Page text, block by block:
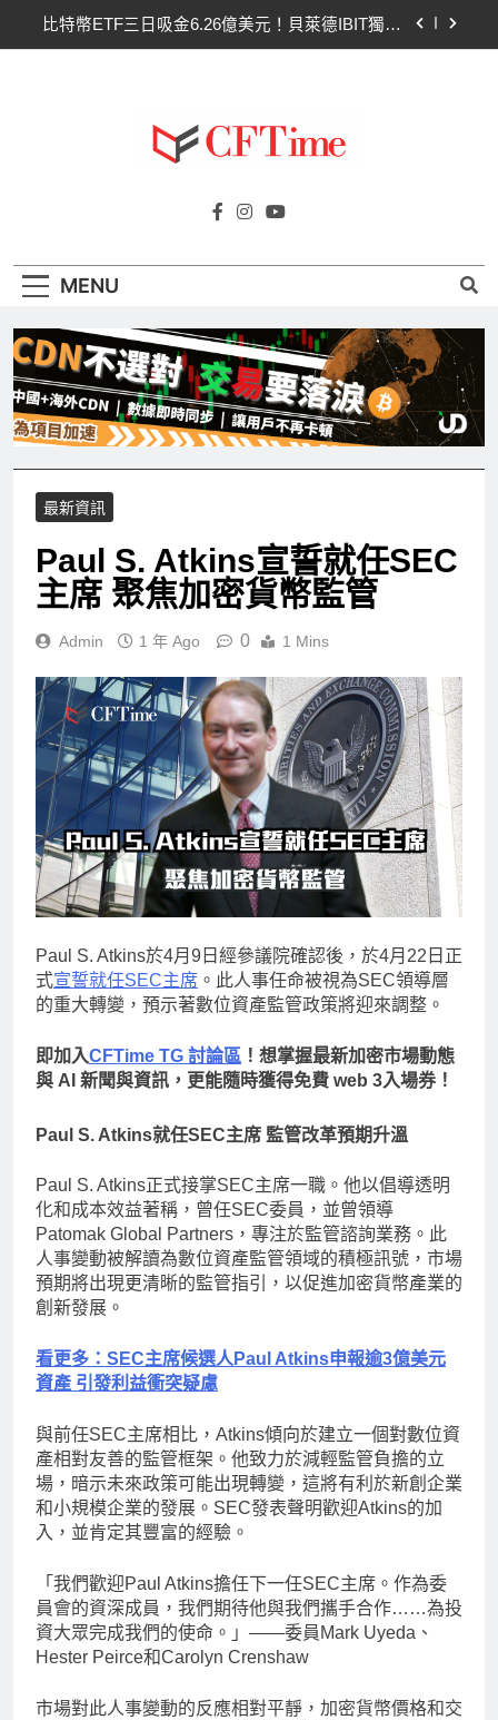
比特幣ETF三日吸金6.26億美元！貝萊德IBIT獨佔
以太幣區間壓縮！100日均線1,920成關鍵 期貨槓
桿比率逼近0.65
比特幣ETF三日吸金6.26億美元！貝萊德IBIT獨佔
CLARITY法案最後闖關！開發者免責與總統道德條
Cftime.io
AI（ChatGPT）、區塊鏈、NFT、加密貨
MENU
最新資訊
Paul S. Atkins宣誓就任SEC
主席 聚焦加密貨幣監管
Admin 1 年 Ago 0 1 Mins
Paul S. Atkins於4月9日經參議院確認後，於4月22日正
式宣誓就任SEC主席 。此人事任命被視為SEC領導層
的重大轉變，預示著數位資產監管政策將迎來調整。
即加入CFTime TG 討論區 ！想掌握最新加密市場動態
與 AI 新聞與資訊，更能隨時獲得免費 web 3入場券！
Paul S. Atkins就任SEC主席 監管改革預期升溫
Paul S. Atkins正式接掌SEC主席一職。他以倡導透明
化和成本效益著稱，曾任SEC委員，並曾領導
Patomak Global Partners，專注於監管諮詢業務。此
人事變動被解讀為數位資產監管領域的積極訊號，市場
預期將出現更清晰的監管指引，以促進加密貨幣產業的
創新發展。
看更多：SEC主席候選人Paul Atkins申報逾3億美元
資產 引發利益衝突疑慮
與前任SEC主席相比，Atkins傾向於建立一個對數位資
產相對友善的監管框架。他致力於減輕監管負擔的立
場，暗示未來政策可能出現轉變，這將有利於新創企業
和小規模企業的發展。SEC發表聲明歡迎Atkins的加
入，並肯定其豐富的經驗。
「我們歡迎Paul Atkins擔任下一任SEC主席。作為委
員會的資深成員，我們期待他與我們攜手合作……為投
資大眾完成我們的使命。」——委員Mark Uyeda、
Hester Peirce和Carolyn Crenshaw
市場對此人事變動的反應相對平靜，加密貨幣價格和交